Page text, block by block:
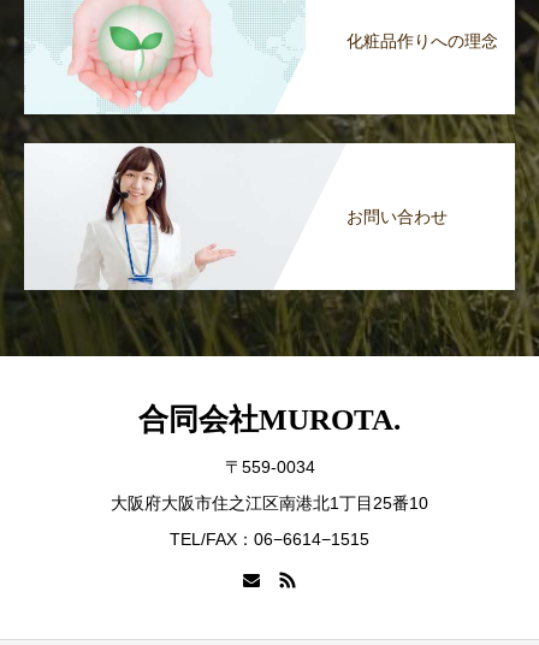
化粧品作りへの理念
お問い合わせ
合同会社MUROTA.
〒559-0034
大阪府大阪市住之江区南港北1丁目25番10
TEL/FAX：06−6614−1515